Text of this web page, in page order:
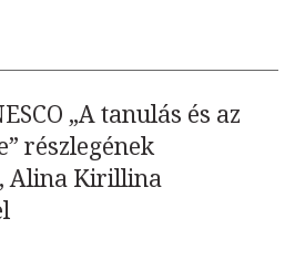
„A tanulás és az
részlegének
Alina Kirillina